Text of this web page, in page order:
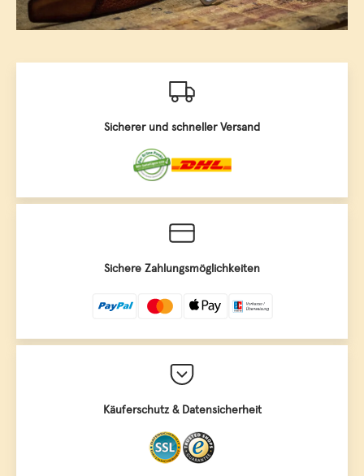
Sicherer und schneller Versand
Sichere Zahlungsmöglichkeiten
Käuferschutz & Datensicherheit